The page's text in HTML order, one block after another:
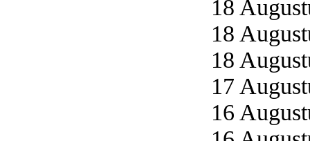
18
18
18
17
16